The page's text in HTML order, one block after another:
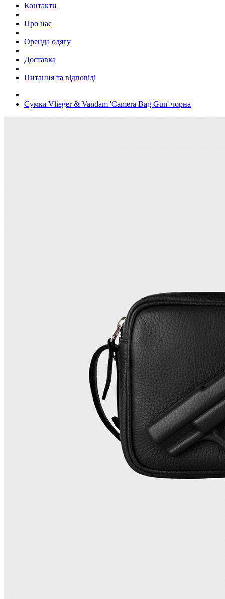
Контакти
Про нас
Оренда одягу
Доставка
Питання та відповіді
Сумка Vlieger & Vandam 'Camera Bag Gun' чорна